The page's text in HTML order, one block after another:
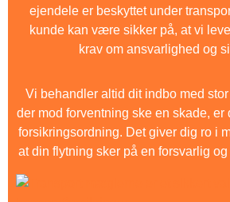
ejendele er beskyttet under
kunde kan være sikker på, at vi
krav om ansvarlighed og
Vi behandler altid dit indbo med
der mod forventning ske en skade,
forsikringsordning. Det giver dig ro i
at din flytning sker på en forsvarlig